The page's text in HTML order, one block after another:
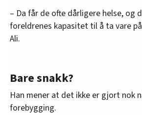
– Da får de ofte dårligere helse, og
foreldrenes kapasitet til å ta vare
Ali.
Bare snakk?
Han mener at det ikke er gjort nok
forebygging.